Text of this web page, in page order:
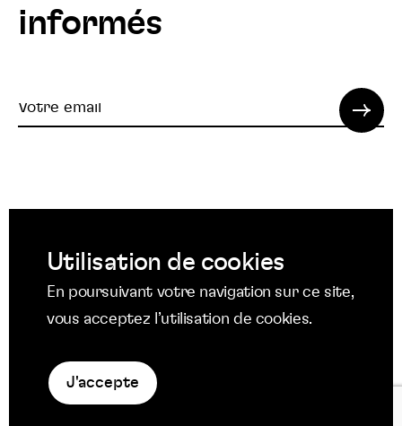
informés
Votre
nous
sur
Suivez
nous
nous
sur
nous
sur
Mentions légales
Politique en matière de cookies
Utilisation de cookies
En poursuivant votre navigation sur ce site,
vous acceptez l’utilisation de cookies.
J'accepte